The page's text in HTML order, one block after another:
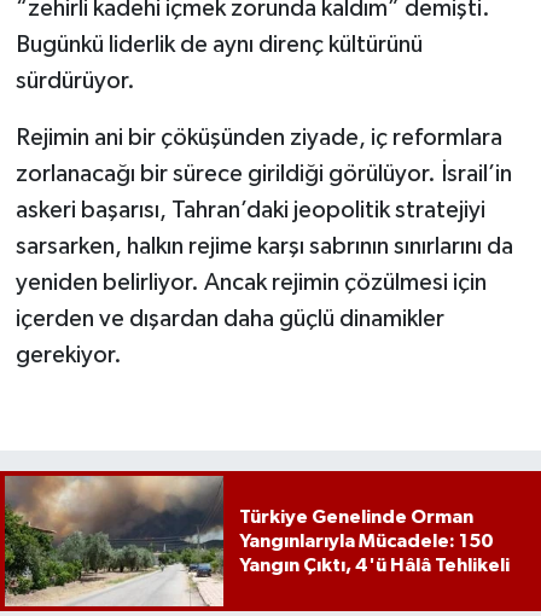
“zehirli kadehi içmek zorunda kaldım” demişti.
Bugünkü liderlik de aynı direnç kültürünü
sürdürüyor.
Rejimin ani bir çöküşünden ziyade, iç reformlara
zorlanacağı bir sürece girildiği görülüyor. İsrail’in
askeri başarısı, Tahran’daki jeopolitik stratejiyi
sarsarken, halkın rejime karşı sabrının sınırlarını da
yeniden belirliyor. Ancak rejimin çözülmesi için
içerden ve dışardan daha güçlü dinamikler
gerekiyor.
Türkiye Genelinde Orman
Yangınlarıyla Mücadele: 150
Yangın Çıktı, 4'ü Hâlâ Tehlikeli